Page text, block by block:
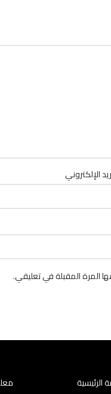
الإلكتروني
المرة المقبلة في تعليقي.
الرئيسية